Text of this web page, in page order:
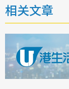
相关文章